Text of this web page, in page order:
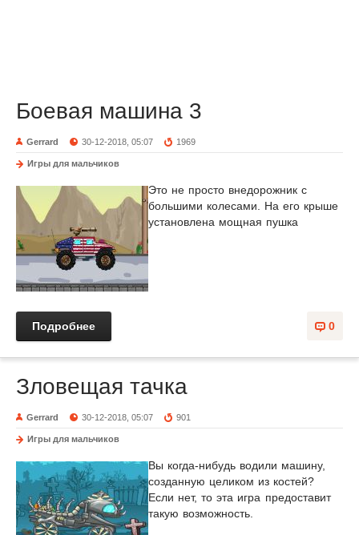
Боевая машина 3
Gerrard 30-12-2018, 05:07 1969
Игры для мальчиков
Это не просто внедорожник с
большими колесами. На его крыше
установлена мощная пушка
0
Подробнее
Зловещая тачка
Gerrard 30-12-2018, 05:07 901
Игры для мальчиков
Вы когда-нибудь водили машину,
созданную целиком из костей?
Если нет, то эта игра предоставит
такую возможность.